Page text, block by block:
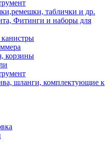
таблички и др.
Фитинги и наборы для
корзины
шланги, комплектующие к